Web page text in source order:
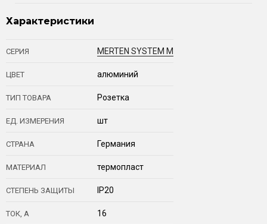
Характеристики
СЕРИЯ MERTEN SYSTEM M
ЦВЕТ алюминий
ТИП ТОВАРА Розетка
ЕД. ИЗМЕРЕНИЯ шт
СТРАНА Германия
МАТЕРИАЛ термопласт
СТЕПЕНЬ ЗАЩИТЫ IP20
ТОК, А 16